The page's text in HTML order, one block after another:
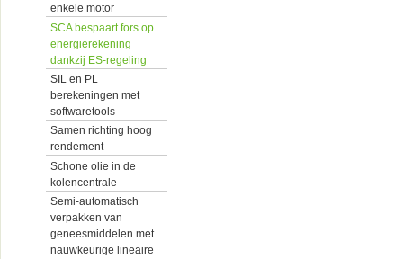
enkele motor
SCA bespaart fors op
energierekening
dankzij ES-regeling
SIL en PL
berekeningen met
softwaretools
Samen richting hoog
rendement
Schone olie in de
kolencentrale
Semi-automatisch
verpakken van
geneesmiddelen met
nauwkeurige lineaire